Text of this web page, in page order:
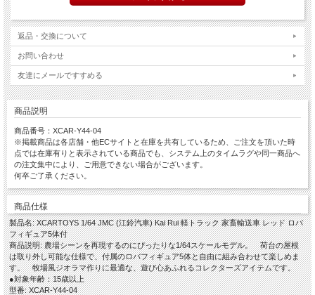
返品・交換について
お問い合わせ
友達にメールですすめる
商品説明
商品番号：XCAR-Y44-04
※掲載商品は各店舗・他ECサイトと在庫を共有しているため、ご注文を頂いた時
点では在庫有りと表示されている商品でも、システム上のタイムラグや同一商品へ
の注文集中により、ご用意できない場合がございます。
何卒ご了承ください。
商品仕様
製品名: XCARTOYS 1/64 JMC (江鈴汽車) Kai Rui 軽トラック 家畜輸送車 レッド ロバ
フィギュア5体付
商品説明: 農場シーンを再現するのにぴったりな1/64スケールモデル。 荷台の屋根
は取り外し可能な仕様で、付属のロバフィギュア5体と自由に組み合わせて楽しめま
す。 牧場風ジオラマ作りに最適な、遊び心あふれるコレクターズアイテムです。
●対象年齢：15歳以上
型番: XCAR-Y44-04